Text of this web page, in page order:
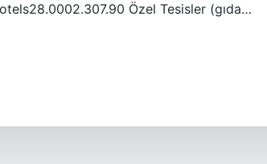
Özel Tesisler (gıda…